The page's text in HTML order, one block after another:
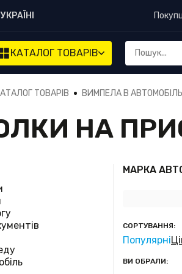
КАТАЛОГ ТОВАРІВ
ТОВАРІВ ВИМПЕЛА В АВТОМОБІЛЬ
НА
МАРКА
СОРТУВАННЯ:
Популярні
ВИ ОБРАЛИ: